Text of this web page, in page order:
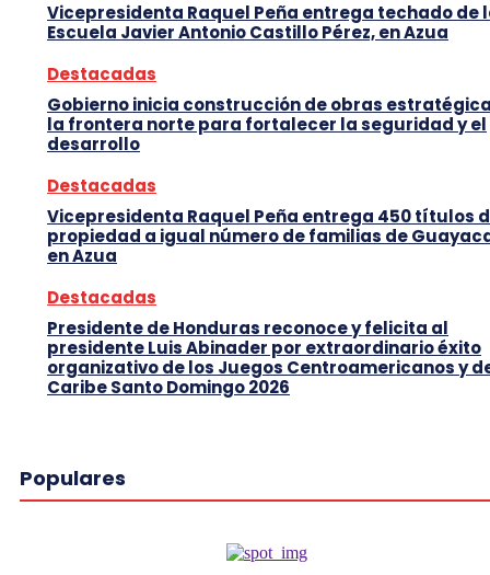
Vicepresidenta Raquel Peña entrega techado de
Escuela Javier Antonio Castillo Pérez, en Azua
Destacadas
Gobierno inicia construcción de obras
la frontera norte para fortalecer la seguridad y el
desarrollo
Destacadas
Vicepresidenta Raquel Peña entrega 450 títulos
propiedad a igual número de familias de
en Azua
Destacadas
Presidente de Honduras reconoce y felicita al
presidente Luis Abinader por extraordinario éxito
organizativo de los Juegos Centroamericanos y
Caribe Santo Domingo 2026
Populares